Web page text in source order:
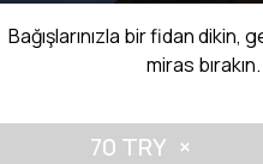
Bağışlarınızla bir fidan dikin,
miras bırakın.
70 TRY ×